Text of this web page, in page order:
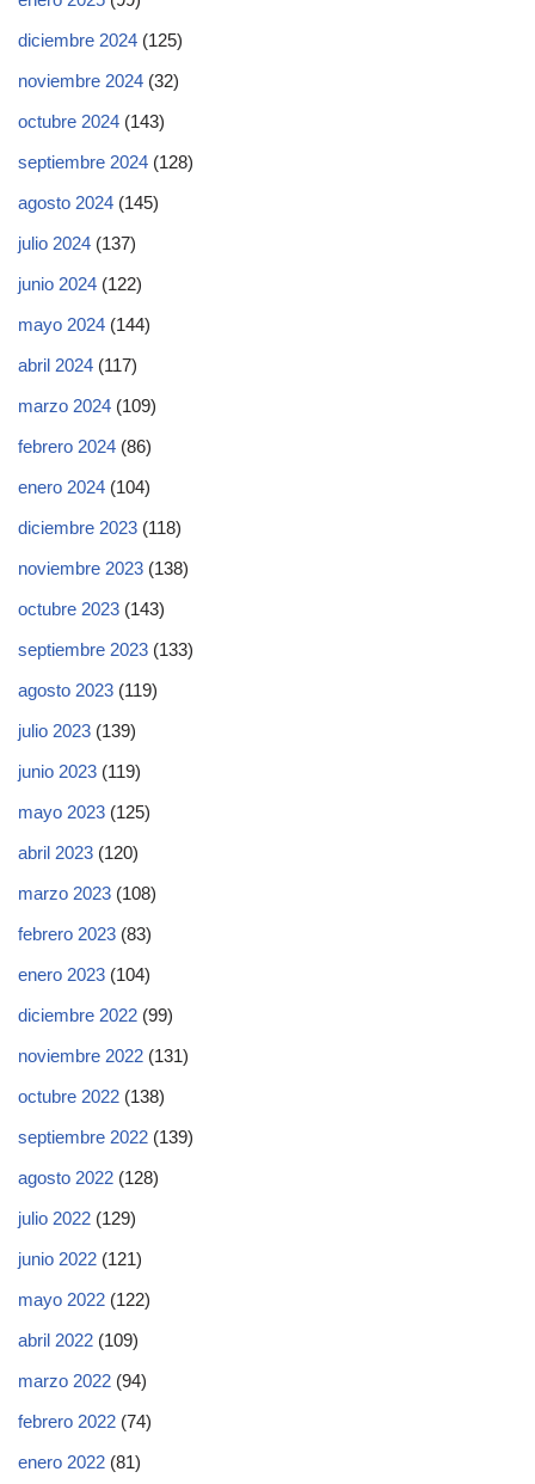
diciembre 2024 (125)
noviembre 2024 (32)
octubre 2024 (143)
septiembre 2024 (128)
agosto 2024 (145)
julio 2024 (137)
junio 2024 (122)
mayo 2024 (144)
abril 2024 (117)
marzo 2024 (109)
febrero 2024 (86)
enero 2024 (104)
diciembre 2023 (118)
noviembre 2023 (138)
octubre 2023 (143)
septiembre 2023 (133)
agosto 2023 (119)
julio 2023 (139)
junio 2023 (119)
mayo 2023 (125)
abril 2023 (120)
marzo 2023 (108)
febrero 2023 (83)
enero 2023 (104)
diciembre 2022 (99)
noviembre 2022 (131)
octubre 2022 (138)
septiembre 2022 (139)
agosto 2022 (128)
julio 2022 (129)
junio 2022 (121)
mayo 2022 (122)
abril 2022 (109)
marzo 2022 (94)
febrero 2022 (74)
enero 2022 (81)